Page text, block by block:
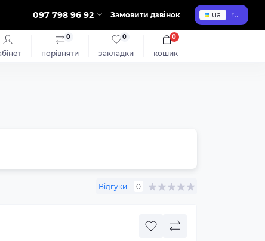
097 798 96 92 Замовити дзвінок ua ru
порівняти
0
закладки
0
кошик
0
Відгуки: 0